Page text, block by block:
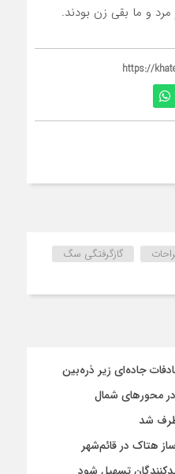
https://
گازگرفتگی سگ
جاده‌ای زیر ذره‌بین
محورهای شمال
شد
هتاک در قائم‌شهر